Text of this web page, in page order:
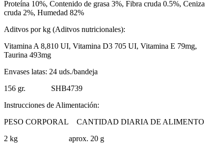
Proteína 10%, Contenido de grasa 3%, Fibra cruda 0.5%, Ceniza
cruda 2%, Humedad 82%
Aditvos por kg (Aditvos nutricionales):
Vitamina A 8,810 UI, Vitamina D3 705 UI, Vitamina E 79mg,
Taurina 493mg
Envases latas: 24 uds./bandeja
156 gr. SHB4739
Instrucciones de Alimentación:
PESO CORPORAL CANTIDAD DIARIA DE ALIMENTO
2 kg aprox. 20 g